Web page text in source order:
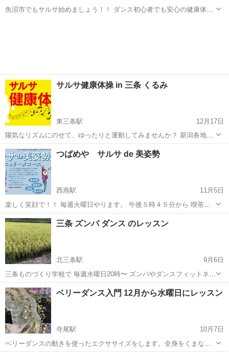
魚沼市でもサルサ始めましょう！！ ダンス初心者でも安心の健康体操
サルサ健康体操 in 三条 くるみ
東三条駅
12月17日
陽気なリズムにのせて、ゆったりと運動してみませんか？ 新潟各地で
開催されている、健康体操です。 運動不足の方におすすめ！ 軽やかな
新潟 三条市 東三条駅 ダンス
つばめや サルサ de 美姿勢
西燕駅
11月5日
楽しく笑顔で！！ 毎週火曜日やります。 午後５時４５分から 喫茶つ
ばめや店内 前半３０分500円 ストレッチがメインの体幹トレーニン
グ 後半３０分500円 きつめの体幹トレーニング どちらかだ...
新潟 燕市 西燕駅 サルサダンス
三条 ズンバ ダンス のレッスン
北三条駅
9月6日
三条ものづくり学校で 毎週水曜日20時〜 ズンバやダンスフィットネス
のレッスンを 行なっております！ 大人だけで行なっており、 趣味を
作りたい方、健康体を目指している方に オススメです！ 気軽にご連絡
くださいませ！
新潟 三条市 北三条駅 ズンバ
ベリーダンス入門 12月から水曜日にレッスン
寺尾駅
10月7日
ベリーダンスの動きを使ったエクササイズをします。全身をくまなく
使う事で血流を良くし、代謝を上げて無理なく美ボディーを目指しま